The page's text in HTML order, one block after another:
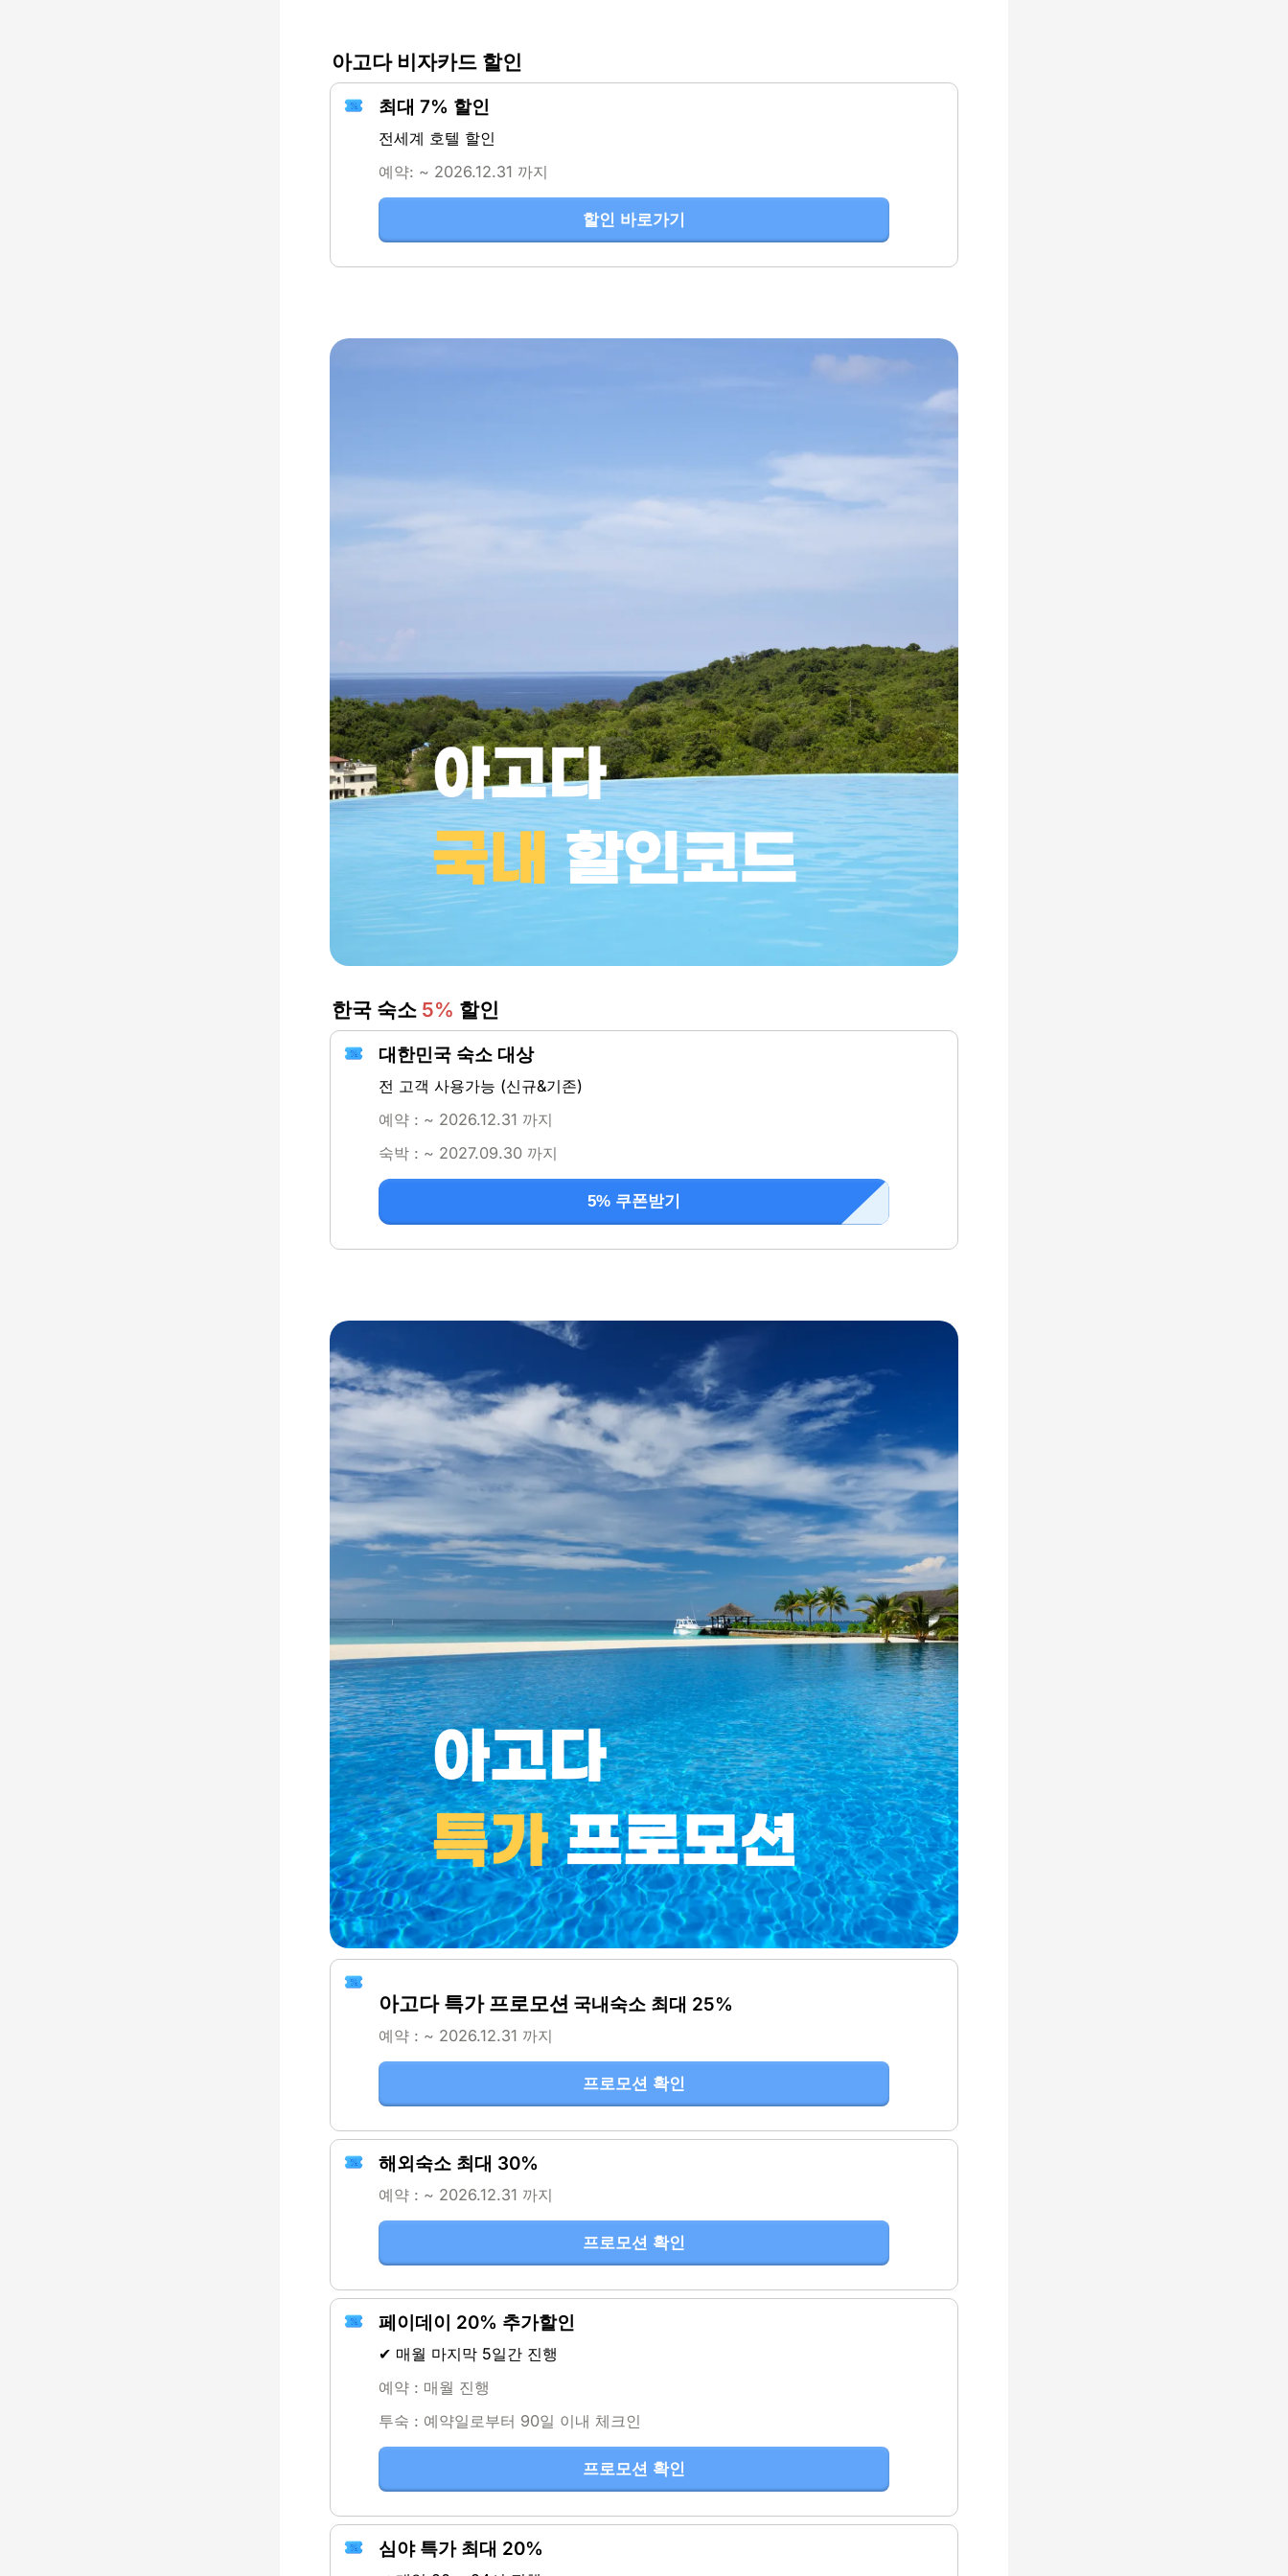
아고다 비자카드 할인
최대 7% 할인
전세계 호텔 할인
예약: ~ 2026.12.31 까지
할인 바로가기
한국 숙소 5% 할인
대한민국 숙소 대상
전 고객 사용가능 (신규&기존)
예약 : ~ 2026.12.31 까지
숙박 : ~ 2027.09.30 까지
5% 쿠폰받기
아고다 특가 프로모션 국내숙소 최대 25%
예약 : ~ 2026.12.31 까지
프로모션 확인
해외숙소 최대 30%
예약 : ~ 2026.12.31 까지
프로모션 확인
페이데이 20% 추가할인
✔ 매월 마지막 5일간 진행
예약 : 매월 진행
투숙 : 예약일로부터 90일 이내 체크인
프로모션 확인
심야 특가 최대 20%